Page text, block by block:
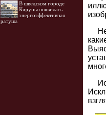
В шведском городе
Кируны появилась
энергоэффективная
ратуша